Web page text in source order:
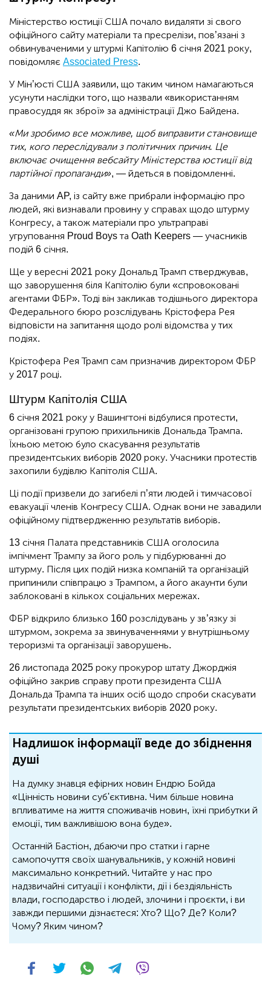
Міністерство юстиції США почало видаляти зі свого
офіційного сайту матеріали та пресрелізи, пов’язані з
обвинуваченими у штурмі Капітолію 6 січня 2021 року,
повідомляє Associated Press.
У Мін’юсті США заявили, що таким чином намагаються
усунути наслідки того, що назвали «використанням
правосуддя як зброї» за адміністрації Джо Байдена.
«Ми зробимо все можливе, щоб виправити становище
тих, кого переслідували з політичних причин. Це
включає очищення вебсайту Міністерства юстиції від
партійної пропаганди», — йдеться в повідомленні.
За даними AP, із сайту вже прибрали інформацію про
людей, які визнавали провину у справах щодо штурму
Конгресу, а також матеріали про ультраправі
угруповання Proud Boys та Oath Keepers — учасників
подій 6 січня.
Ще у вересні 2021 року Дональд Трамп стверджував,
що заворушення біля Капітолію були «спровоковані
агентами ФБР». Тоді він закликав тодішнього директора
Федерального бюро розслідувань Крістофера Рея
відповісти на запитання щодо ролі відомства у тих
подіях.
Крістофера Рея Трамп сам призначив директором ФБР
у 2017 році.
Штурм Капітолія США
6 січня 2021 року у Вашингтоні відбулися протести,
організовані групою прихильників Дональда Трампа.
Їхньою метою було скасування результатів
президентських виборів 2020 року. Учасники протестів
захопили будівлю Капітолія США.
Ці події призвели до загибелі п’яти людей і тимчасової
евакуації членів Конгресу США. Однак вони не завадили
офіційному підтвердженню результатів виборів.
13 січня Палата представників США оголосила
імпічмент Трампу за його роль у підбурюванні до
штурму. Після цих подій низка компаній та організацій
припинили співпрацю з Трампом, а його акаунти були
заблоковані в кількох соціальних мережах.
ФБР відкрило близько 160 розслідувань у зв’язку зі
штурмом, зокрема за звинуваченнями у внутрішньому
тероризмі та організації заворушень.
26 листопада 2025 року прокурор штату Джорджія
офіційно закрив справу проти президента США
Дональда Трампа та інших осіб щодо спроби скасувати
результати президентських виборів 2020 року.
Надлишок інформації веде до збіднення
душі
На думку знавця ефірних новин Ендрю Бойда
«Цінність новини суб'єктивна. Чим більше новина
впливатиме на життя споживачів новин, їхні прибутки й
емоції, тим важливішою вона буде».
Останній Бастіон, дбаючи про статки і гарне
самопочуття своїх шанувальників, у кожній новині
максимально конкретний. Читайте у нас про
надзвичайні ситуації і конфлікти, дії і бездіяльність
влади, господарство і людей, злочини і проєкти, і ви
завжди першими дізнаєтеся: Хто? Що? Де? Коли?
Чому? Яким чином?